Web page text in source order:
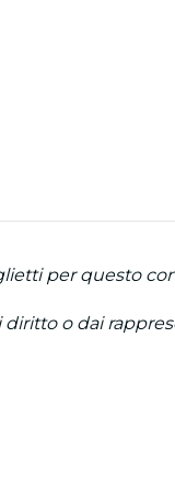
per questo
o dai